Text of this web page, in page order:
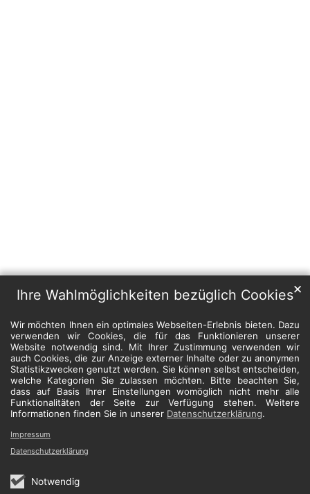
Ihre Wahlmöglichkeiten bezüglich Cookies
Wir möchten Ihnen ein optimales Webseiten-Erlebnis bieten. Dazu
verwenden wir Cookies, die für das Funktionieren unserer
Website notwendig sind. Mit Ihrer Zustimmung verwenden wir
auch Cookies, die zur Anzeige externer Inhalte oder zu anonymen
Statistikzwecken genutzt werden. Sie können selbst entscheiden,
welche Kategorien Sie zulassen möchten. Bitte beachten Sie,
dass auf Basis Ihrer Einstellungen womöglich nicht mehr alle
Funktionalitäten der Seite zur Verfügung stehen. Weitere
Informationen finden Sie in unserer Datenschutzerklärung.
Notwendig
✕
Impressum
Datenschutzerklärung